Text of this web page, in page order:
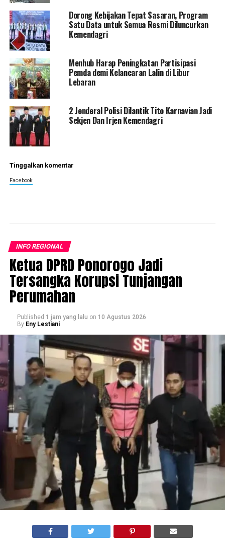
Dorong Kebijakan Tepat Sasaran, Program
Satu Data untuk Semua Resmi Diluncurkan
Kemendagri
Menhub Harap Peningkatan Partisipasi
Pemda demi Kelancaran Lalin di Libur
Lebaran
2 Jenderal Polisi Dilantik Tito Karnavian Jadi
Sekjen Dan Irjen Kemendagri
Tinggalkan komentar
Facebook
INFO REGIONAL
Ketua DPRD Ponorogo Jadi
Tersangka Korupsi Tunjangan
Perumahan
Published 1 jam yang lalu on 10 Agustus 2026
By Eny Lestiani